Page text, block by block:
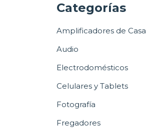
Categorías
Amplificadores de Casa
Audio
Electrodomésticos
Celulares y Tablets
Fotografía
Fregadores